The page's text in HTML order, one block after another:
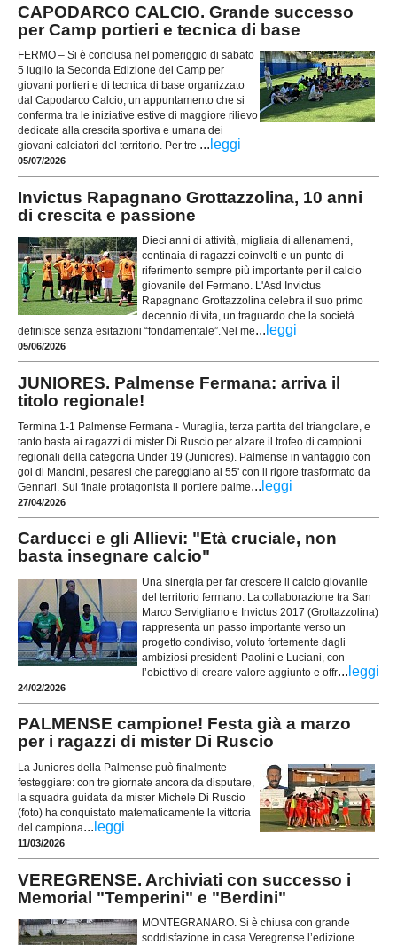
CAPODARCO CALCIO. Grande successo
per Camp portieri e tecnica di base
FERMO – Si è conclusa nel pomeriggio di sabato
5 luglio la Seconda Edizione del Camp per
giovani portieri e di tecnica di base organizzato
dal Capodarco Calcio, un appuntamento che si
conferma tra le iniziative estive di maggiore rilievo
dedicate alla crescita sportiva e umana dei
giovani calciatori del territorio. Per tre ... leggi
05/07/2026
Invictus Rapagnano Grottazzolina, 10 anni
di crescita e passione
Dieci anni di attività, migliaia di allenamenti,
centinaia di ragazzi coinvolti e un punto di
riferimento sempre più importante per il calcio
giovanile del Fermano. L'Asd Invictus
Rapagnano Grottazzolina celebra il suo primo
decennio di vita, un traguardo che la società
definisce senza esitazioni “fondamentale”.Nel me... leggi
05/06/2026
JUNIORES. Palmense Fermana: arriva il
titolo regionale!
Termina 1-1 Palmense Fermana - Muraglia, terza partita del triangolare, e
tanto basta ai ragazzi di mister Di Ruscio per alzare il trofeo di campioni
regionali della categoria Under 19 (Juniores). Palmense in vantaggio con
gol di Mancini, pesaresi che pareggiano al 55' con il rigore trasformato da
Gennari. Sul finale protagonista il portiere palme... leggi
27/04/2026
Carducci e gli Allievi: "Età cruciale, non
basta insegnare calcio"
Una sinergia per far crescere il calcio giovanile
del territorio fermano. La collaborazione tra San
Marco Servigliano e Invictus 2017 (Grottazzolina)
rappresenta un passo importante verso un
progetto condiviso, voluto fortemente dagli
ambiziosi presidenti Paolini e Luciani, con
l’obiettivo di creare valore aggiunto e offr... leggi
24/02/2026
PALMENSE campione! Festa già a marzo
per i ragazzi di mister Di Ruscio
La Juniores della Palmense può finalmente
festeggiare: con tre giornate ancora da disputare,
la squadra guidata da mister Michele Di Ruscio
(foto) ha conquistato matematicamente la vittoria
del campiona... leggi
11/03/2026
VEREGRENSE. Archiviati con successo i
Memorial "Temperini" e "Berdini"
MONTEGRANARO. Si è chiusa con grande
soddisfazione in casa Veregrense l’edizione